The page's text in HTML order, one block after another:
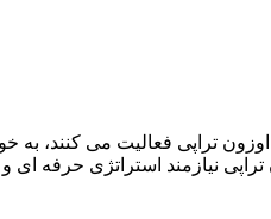
تراپی فعالیت می کنند، به
نیازمند استراتژی حرفه ای